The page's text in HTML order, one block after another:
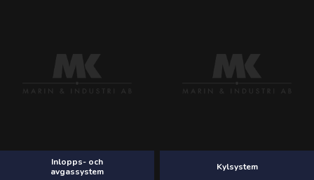
Inlopps- och
avgassystem
Kylsystem